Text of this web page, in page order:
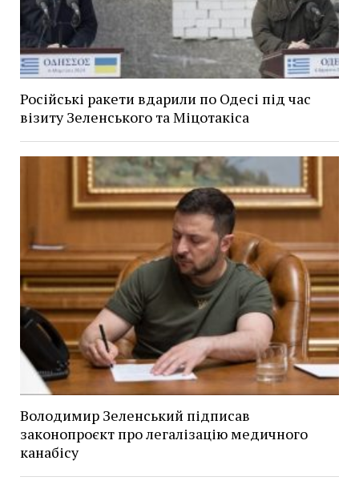
Російські ракети вдарили по Одесі під час
візиту Зеленського та Міцотакіса
Володимир Зеленський підписав
законопроєкт про легалізацію медичного
канабісу